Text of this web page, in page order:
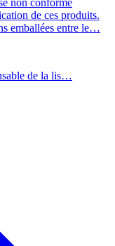
de ces produits.
emballées entre le…
de la lis…